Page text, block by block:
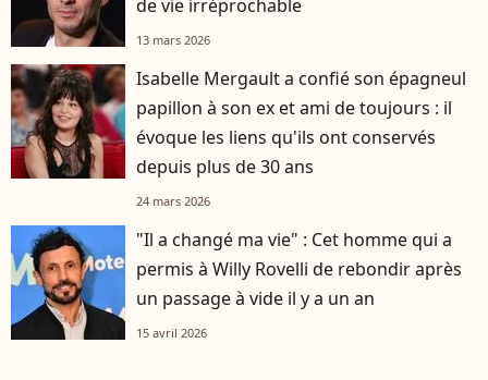
de vie irréprochable
13 mars 2026
Isabelle Mergault a confié son épagneul
papillon à son ex et ami de toujours : il
évoque les liens qu'ils ont conservés
depuis plus de 30 ans
24 mars 2026
"Il a changé ma vie" : Cet homme qui a
permis à Willy Rovelli de rebondir après
un passage à vide il y a un an
15 avril 2026